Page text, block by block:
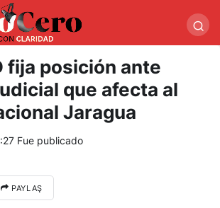
trwin giriş
-
-vbett34.com betovis34.net-
fija posición ante
que afecta al
Jaragua
Fue publicado
PAYLAŞ